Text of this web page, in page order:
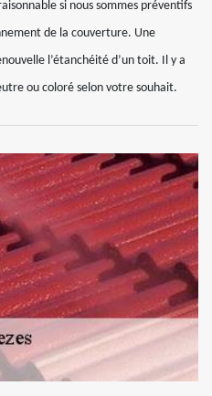
si nous sommes préventifs
de la couverture. Une
l’étanchéité d’un toit. Il y a
ou coloré selon votre souhait.